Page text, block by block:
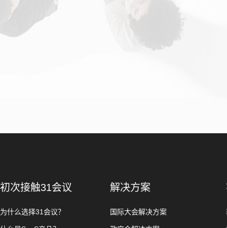
初次接触31会议
为什么选择31会议？
解决方案
国际大会解决方案